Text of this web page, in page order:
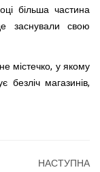
більша частина
заснували свою
містечко, у якому
безліч магазинів,
НАСТУПНА